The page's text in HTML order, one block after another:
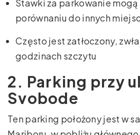
Stawki za parkowanie mogą
porównaniu do innych
Często jest zatłoczony,
godzinach szczytu
2. Parking przy
Svobode
Ten parking położony jest w